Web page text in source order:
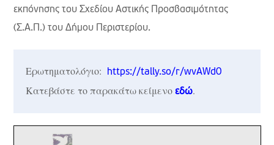
εκπόνησης του Σχεδίου Αστικής Προσβασιμότητας
(Σ.Α.Π.) του Δήμου Περιστερίου.
Ερωτηματολόγιο: https://tally.so/r/wvAWd0
Κατεβάστε το παρακάτω κείμενο εδώ.